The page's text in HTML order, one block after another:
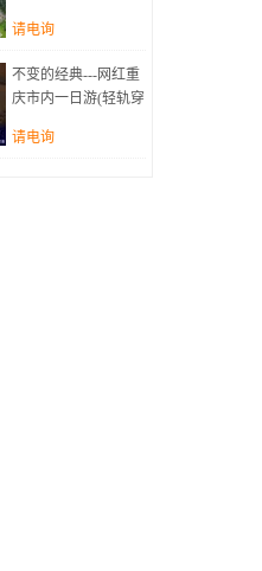
表演，温泉体验、体
请电询
不变的经典---网红重
庆市内一日游(轻轨穿
墙遗址&山城步道&
请电询